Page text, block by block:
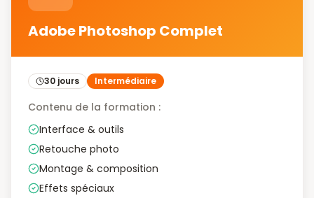
Adobe Photoshop Complet
30 jours Intermédiaire
Contenu de la formation :
Interface & outils
Retouche photo
Montage & composition
Effets spéciaux